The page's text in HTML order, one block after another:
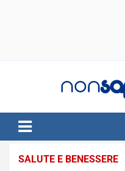
SALUTE E BENESSERE